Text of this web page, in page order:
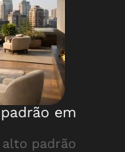
em
padrão